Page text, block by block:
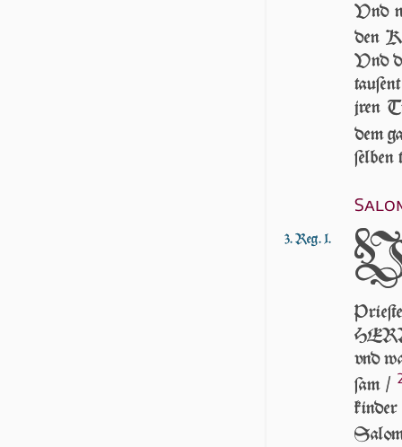
Vnd
den
Vnd
jren
dem
3. Reg. 1.
vnd
ſam /